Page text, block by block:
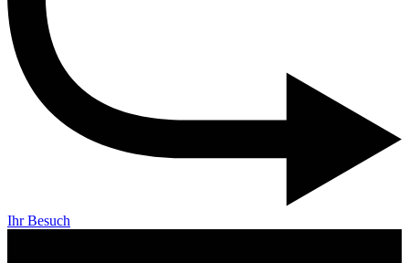
Ihr Besuch